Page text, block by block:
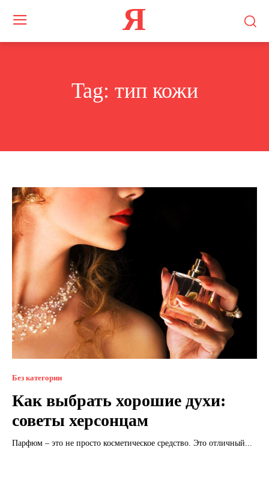
Я
Tag: тип кожи
Без категории
Как выбрать хорошие духи:
советы херсонцам
Парфюм – это не просто косметическое средство. Это отличный...